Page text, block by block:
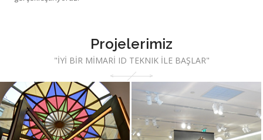
Projelerimiz
"İYİ BİR MİMARİ ID TEKNIK İLE BAŞLAR"